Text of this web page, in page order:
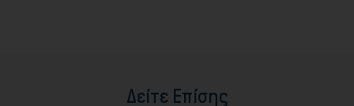
Δείτε Επίσης